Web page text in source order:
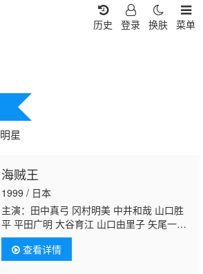
菜单
换肤
登录
历史
明星
海贼王
1999 / 日本
主演：田中真弓 冈村明美 中井和哉 山口胜
平 平田广明 大谷育江 山口由里子 矢尾一
树 长岛雄一 池田秀一 古川登志夫 古谷彻 大
塚周夫 津嘉山正种 草尾毅 大场真人 宝龟克
寿 园部启一 柴田秀胜 中博史 阪口大助 竹内
查看详情